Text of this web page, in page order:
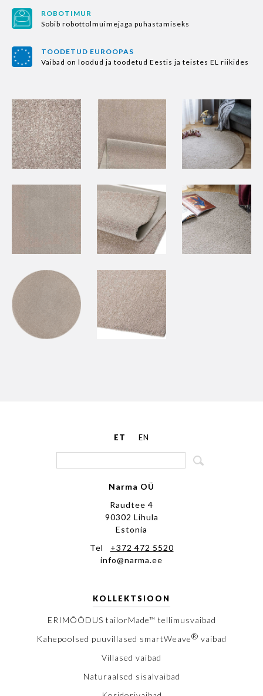
ROBOTIMUR
Sobib robottolmuimejaga puhastamiseks
TOODETUD EUROOPAS
Vaibad on loodud ja toodetud Eestis ja teistes EL riikides
ET EN
Narma OÜ
Raudtee 4
90302 Lihula
Estonia
Tel +372 472 5520
info@narma.ee
KOLLEKTSIOON
ERIMÕÕDUS tailorMade™ tellimusvaibad
Kahepoolsed puuvillased smartWeave® vaibad
Villased vaibad
Naturaalsed sisalvaibad